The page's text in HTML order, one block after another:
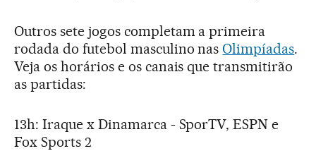
Outros sete jogos completam a primeira
rodada do futebol masculino nas Olimpíadas.
Veja os horários e os canais que transmitirão
as partidas:
13h: Iraque x Dinamarca - SporTV, ESPN e
Fox Sports 2